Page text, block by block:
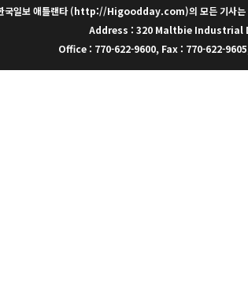
국일보 애틀랜타 (http://Higoodday.com)의 모든 기사는
Address : 320 Maltbie Industrial
Office : 770-622-9600, Fax : 770-622-